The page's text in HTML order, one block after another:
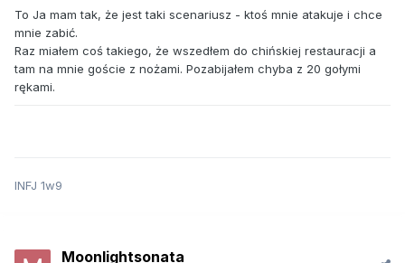
To Ja mam tak, że jest taki scenariusz - ktoś mnie atakuje i chce
mnie zabić.
Raz miałem coś takiego, że wszedłem do chińskiej restauracji a
tam na mnie goście z nożami. Pozabijałem chyba z 20 gołymi
rękami.
INFJ 1w9
Moonlightsonata